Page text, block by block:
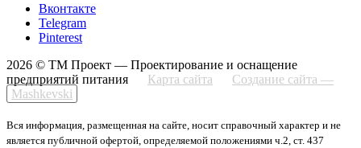
Вконтакте
Telegram
Pinterest
2026 © ТМ Проект — Проектирование и оснащение
предприятий питания
Карта сайта
Создание сайта —
Mashkevski
Вся информация, размещенная на сайте, носит справочный характер и не
является публичной офертой, определяемой положениями ч.2, ст. 437